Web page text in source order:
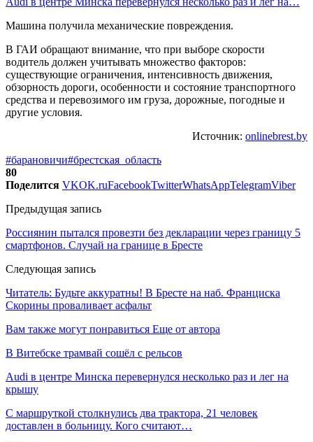
Машина получила механические повреждения.
В ГАИ обращают внимание, что при выборе скорости
водитель должен учитывать множество факторов:
существующие ограничения, интенсивность движения,
обзорность дороги, особенности и состояние транспортного
средства и перевозимого им груза, дорожные, погодные и
другие условия.
Источник: onlinebrest.by
#барановичи#брестская_область
80
Поделится VKOK.ruFacebookTwitterWhatsAppTelegramViber
Предыдущая запись
Россиянин пытался провезти без декларации через границу 5
смартфонов. Случай на границе в Бресте
Следующая запись
Читатель: Будьте аккуратны! В Бресте на наб. Франциска
Скорины проваливает асфальт
Вам также могут понравиться Еще от автора
В Витебске трамвай сошёл с рельсов
Audi в центре Минска перевернулся несколько раз и лег на
крышу
С маршруткой столкнулись два трактора, 21 человек
доставлен в больницу. Кого считают…